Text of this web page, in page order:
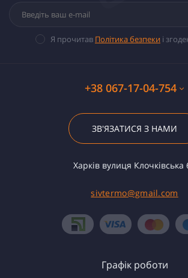
Я прочитав Політика безпеки і
+38 067-17-04-754
ЗВ'ЯЗАТИСЯ З НАМИ
Харків вулиця Клочківська
sivtermo@gmail.com
Графік роботи